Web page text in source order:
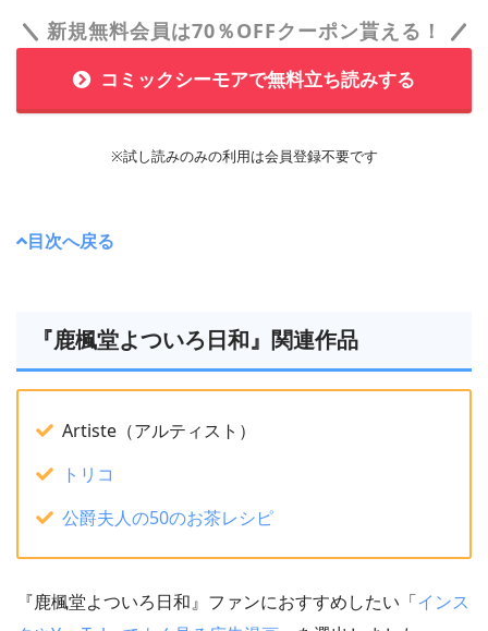
新規無料会員は70％OFFクーポン貰える！
コミックシーモアで無料立ち読みする
※試し読みのみの利用は会員登録不要です
目次へ戻る
『鹿楓堂よついろ日和』関連作品
Artiste（アルティスト）
トリコ
公爵夫人の50のお茶レシピ
『鹿楓堂よついろ日和』ファンにおすすめしたい「インス